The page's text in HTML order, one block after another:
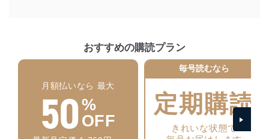
の不要なアクセスを防止しています。
機器に標準装備されているユーザー制御機能（ユ
ーザーアカウント制御）により、個人情報データ
ベース等を取り扱う情報システムを使用する従業
者を識別・認証しています。
外部からの不正アクセス等の防止
おすすめの購読プラン
月額払いなら 最大
50%
OFF
毎号読むなら
定期購読
きれいな状態で